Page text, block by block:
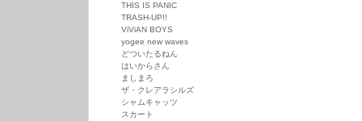
THIS IS PANIC
TRASH-UP!!
ViViAN BOYS
yogee new waves
どついたるねん
はいからさん
ましまろ
ザ・クレアラシルズ
シャムキャッツ
スカート